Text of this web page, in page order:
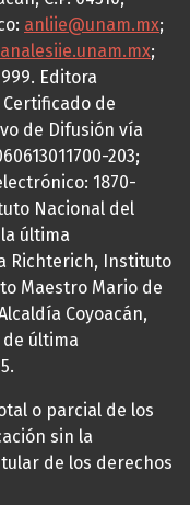
anliie@unam.mx;
;
Editora
de
de Difusión vía
203;
1870-
Nacional del
última
Richterich, Instituto
Maestro Mario de
Coyoacán,
de última
o parcial de los
sin la
de los derechos